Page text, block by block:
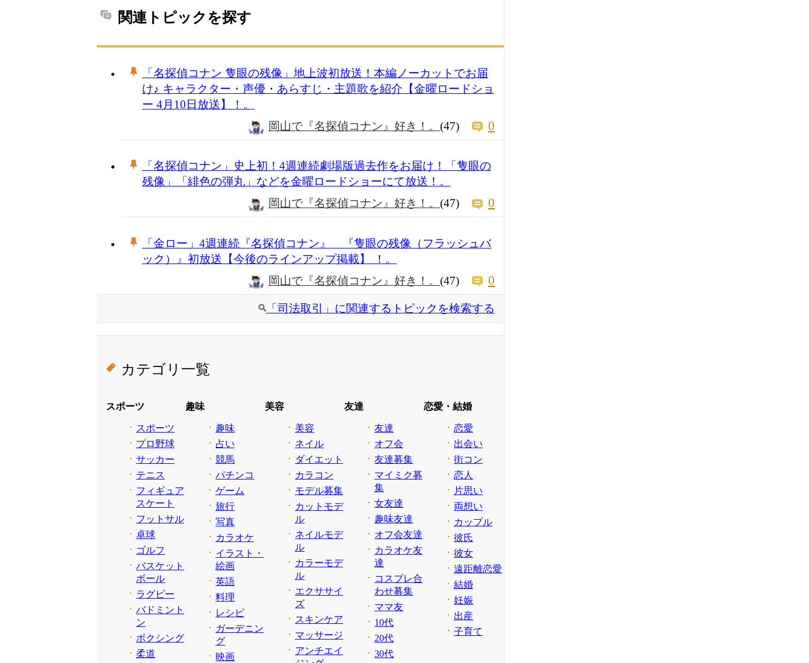
関連トピックを探す
「名探偵コナン 隻眼の残像」地上波初放送！本編ノーカットでお届
け♪ キャラクター・声優・あらすじ・主題歌を紹介【金曜ロードショ
ー 4月10日放送】！。
岡山で『名探偵コナン』好き！。 (47) 0
「名探偵コナン」史上初！4週連続劇場版過去作をお届け！「隻眼の
残像」「緋色の弾丸」などを金曜ロードショーにて放送！。
岡山で『名探偵コナン』好き！。 (47) 0
「金ロー」4週連続『名探偵コナン』 『隻眼の残像（フラッシュバ
ック）』初放送【今後のラインアップ掲載】 ！。
岡山で『名探偵コナン』好き！。 (47) 0
「司法取引」に関連するトピックを検索する
カテゴリ一覧
スポーツ
スポーツ
プロ野球
サッカー
テニス
フィギュア
スケート
フットサル
卓球
ゴルフ
バスケット
ボール
ラグビー
バドミント
ン
ボクシング
柔道
趣味
趣味
占い
競馬
パチンコ
ゲーム
旅行
写真
カラオケ
イラスト・
絵画
英語
料理
レシピ
ガーデニン
グ
映画
美容
美容
ネイル
ダイエット
カラコン
モデル募集
カットモデ
ル
ネイルモデ
ル
カラーモデ
ル
エクササイ
ズ
スキンケア
マッサージ
アンチエイ
友達
友達
オフ会
友達募集
マイミク募
集
女友達
趣味友達
オフ会友達
カラオケ友
達
コスプレ合
わせ募集
ママ友
10代
20代
30代
恋愛・結婚
恋愛
出会い
街コン
恋人
片思い
両想い
カップル
彼氏
彼女
遠距離恋愛
結婚
妊娠
出産
子育て